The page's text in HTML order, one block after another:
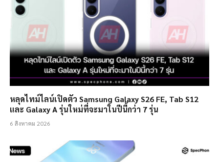
หลุดไทม์ไลน์เปิดตัว Samsung Galaxy S26 FE, Tab S12
และ Galaxy A รุ่นใหม่ที่จะมาในปีนี้กว่า 7 รุ่น
6 สิงหาคม 2026